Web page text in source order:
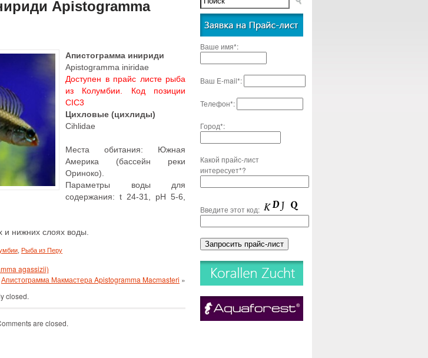
Apistogramma
Апистограмма инириди
Apistogramma iniridae
Доступен в прайс листе рыба
из Колумбии. Код позиции
CIC3
Цихловые (цихлиды)
Cihlidae
Места обитания: Южная
Америка (бассейн реки
Ориноко).
Параметры воды для
содержания: t 24-31, pH 5-6,
и нижних слоях воды.
Рыба из Перу
agassizii)
Апистограмма Макмастера Apistogramma Macmasteri »
closed.
are closed.
Ваше имя*:
Ваш E-mail*:
Телефон*:
Город*:
Какой прайс-лист
интересует*?
Введите этот код: